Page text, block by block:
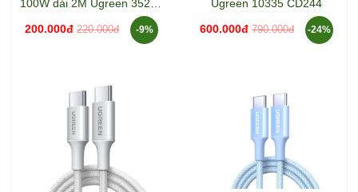
100W dài 2M Ugreen 35221
200.000đ 220.000đ -9%
Ugreen 10335 CD244
600.000đ 790.000đ -24%